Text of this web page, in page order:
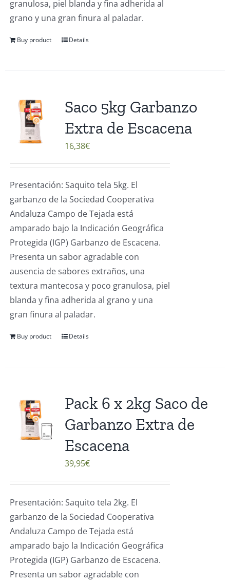
granulosa, piel blanda y fina adherida al
grano y una gran finura al paladar.
Buy product Details
Saco 5kg Garbanzo
Extra de Escacena
16,38€
Presentación: Saquito tela 5kg. El
garbanzo de la Sociedad Cooperativa
Andaluza Campo de Tejada está
amparado bajo la Indicación Geográfica
Protegida (IGP) Garbanzo de Escacena.
Presenta un sabor agradable con
ausencia de sabores extraños, una
textura mantecosa y poco granulosa, piel
blanda y fina adherida al grano y una
gran finura al paladar.
Buy product Details
Pack 6 x 2kg Saco de
Garbanzo Extra de
Escacena
39,95€
Presentación: Saquito tela 2kg. El
garbanzo de la Sociedad Cooperativa
Andaluza Campo de Tejada está
amparado bajo la Indicación Geográfica
Protegida (IGP) Garbanzo de Escacena.
Presenta un sabor agradable con